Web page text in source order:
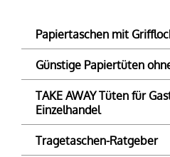
Papiertaschen mit
Günstige Papiertüten
TAKE AWAY Tüten für
Einzelhandel
Tragetaschen-Ratgeber